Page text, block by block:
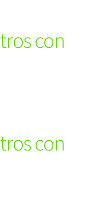
con
con